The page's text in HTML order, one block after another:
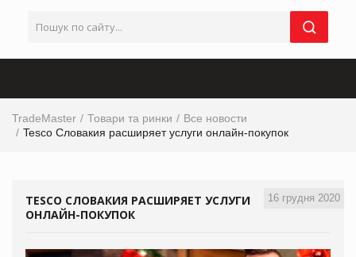
TradeMaster Товари та ринки
Все новости
Tesco Словакия расширяет услуги онлайн-покупок
16 грудня 2020
TESCO СЛОВАКИЯ РАСШИРЯЕТ УСЛУГИ
ОНЛАЙН-ПОКУПОК